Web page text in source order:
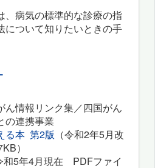
、病気の標準的な診療の指
について知りたいときの手
情報リンク集／四国がん
の連携事業
る本 第2版 （令和2年5月改
）
和5年4月現在 PDFファイ